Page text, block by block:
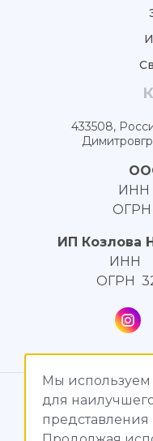
Мы
для
представления
433508,
ИНН
ОГРН
ИП Козлова
ИНН
ОГРН
©
Политика